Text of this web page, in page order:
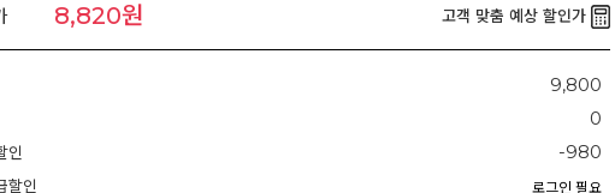
8,820원 고객 맞춤 예상 할인가
9,800
0
인 -980
할인 로그인 필요